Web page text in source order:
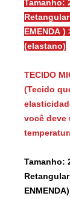
Tamanho:
EMENDA
(elastano)
TECIDO
(Tecido
você deve
Tamanho:
ENMENDA)